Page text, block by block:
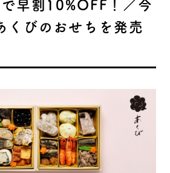
早割10%OFF！／今
くびのおせちを発売